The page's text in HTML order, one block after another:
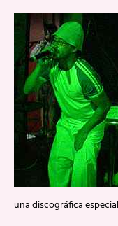
una discográfica